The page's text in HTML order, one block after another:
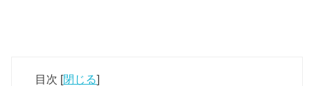
目次 [閉じる]